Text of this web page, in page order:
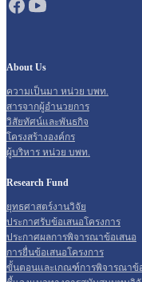
About Us
ความเป็นมา หน่วย บพท.
สารจากผู้อำนวยการ
วิสัยทัศน์และพันธกิจ
โครงสร้างองค์กร
ผู้บริหาร หน่วย บพท.
Research Fund
ยุทธศาสตร์งานวิจัย
ประกาศรับข้อเสนอโครงการ
ประกาศผลการพิจารณาข้อเสนอ
การยื่นข้อเสนอโครงการ
ขั้นตอนและเกณฑ์การพิจารณาข้